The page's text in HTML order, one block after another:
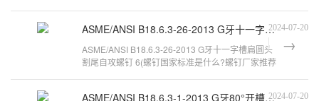
ASME/ANSI B18.6.3-26-2013 G牙十一字槽扁圆头割尾自攻螺钉 6
2024-07-20
ASME/ANSI B18.6.3-26-2013 G牙十一字槽扁圆头
割尾自攻螺钉 6(螺钉国家标准是什么?螺钉厂家推荐
ASME/ANSI B18.6.3-1-2013 G牙80°开槽沉头割尾自攻螺钉
2024-07-20